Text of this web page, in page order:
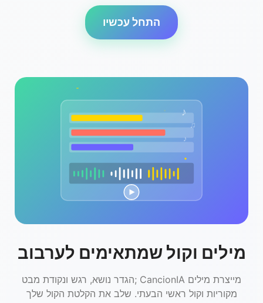
התחל עכשיו
מילים וקול שמתאימים לערבוב
הגדר נושא, רגש ונקודת מבט; CancionIA מייצרת מילים
מקוריות וקול ראשי הבעתי. שלב את הקלטת הקול שלך
♪
♫
♪